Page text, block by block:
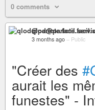
0 comments
3 months ago – Public
"Créer des
aurait les
funestes" -